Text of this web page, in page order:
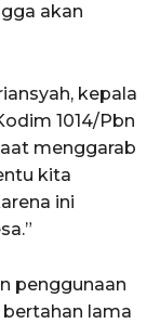
akan
kepala
1014/Pbn
menggarab
kita
ini
penggunaan
lama